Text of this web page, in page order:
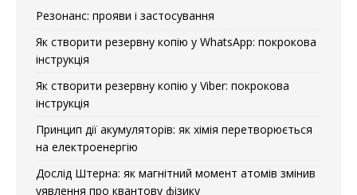
Резонанс: прояви і застосування
Як створити резервну копію у WhatsApp: покрокова
інструкція
Як створити резервну копію у Viber: покрокова
інструкція
Принцип дії акумуляторів: як хімія перетворюється
на електроенергію
Дослід Штерна: як магнітний момент атомів змінив
уявлення про квантову фізику